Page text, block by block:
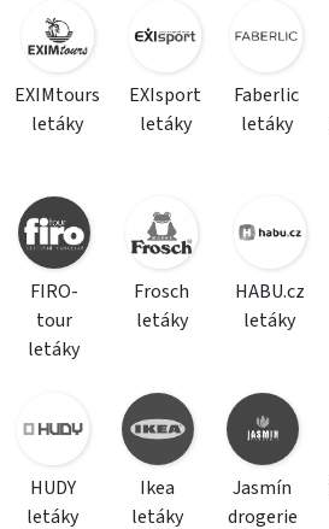
EXIMtours
letáky
EXIsport
letáky
Faberlic
letáky
FIRO-
tour
letáky
Frosch
letáky
HABU.cz
letáky
HUDY
letáky
Ikea
letáky
Jasmín
drogerie